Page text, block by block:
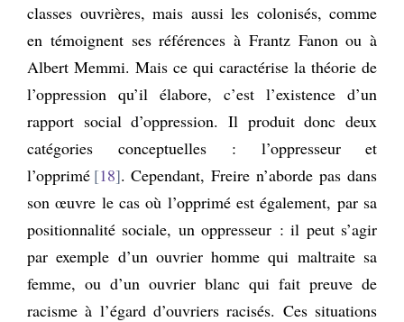
classes ouvrières, mais aussi les colonisés, comme
en témoignent ses références à Frantz Fanon ou à
Albert Memmi. Mais ce qui caractérise la théorie de
l’oppression qu’il élabore, c’est l’existence d’un
rapport social d’oppression. Il produit donc deux
catégories conceptuelles : l’oppresseur et
l’opprimé 18 . Cependant, Freire n’aborde pas dans
son œuvre le cas où l’opprimé est également, par sa
positionnalité sociale, un oppresseur : il peut s’agir
par exemple d’un ouvrier homme qui maltraite sa
femme, ou d’un ouvrier blanc qui fait preuve de
racisme à l’égard d’ouvriers racisés. Ces situations